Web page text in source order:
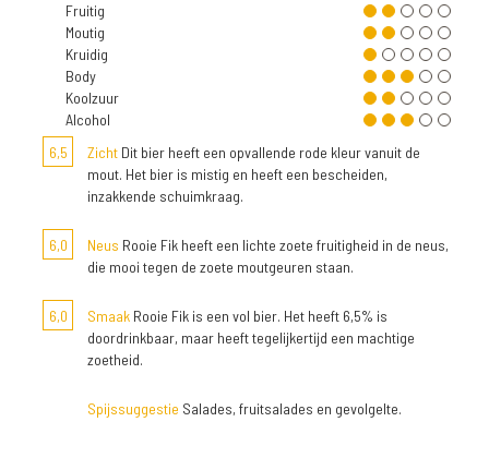
Fruitig
Moutig
Kruidig
Body
Koolzuur
Alcohol
6,5
Zicht Dit bier heeft een opvallende rode kleur vanuit de
mout. Het bier is mistig en heeft een bescheiden,
inzakkende schuimkraag.
6,0 Neus Rooie Fik heeft een lichte zoete fruitigheid in de neus,
die mooi tegen de zoete moutgeuren staan.
6,0 Smaak Rooie Fik is een vol bier. Het heeft 6,5% is
doordrinkbaar, maar heeft tegelijkertijd een machtige
zoetheid.
Spijssuggestie Salades, fruitsalades en gevolgelte.